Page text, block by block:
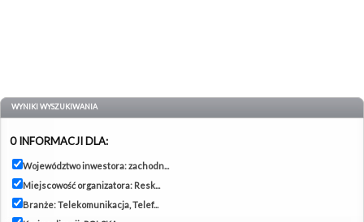
WYNIKI WYSZUKIWANIA
0 INFORMACJI DLA:
Województwo inwestora: zachodn...
Miejscowość organizatora: Resk...
Branże: Telekomunikacja, Telef...